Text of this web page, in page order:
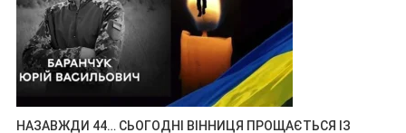
НАЗАВЖДИ 44… СЬОГОДНІ ВІННИЦЯ ПРОЩАЄТЬСЯ ІЗ